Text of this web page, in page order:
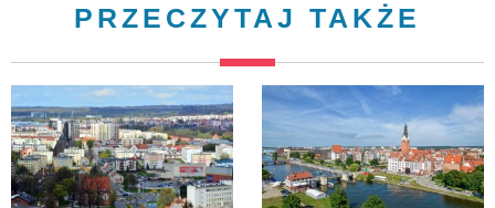
PRZECZYTAJ TAKŻE